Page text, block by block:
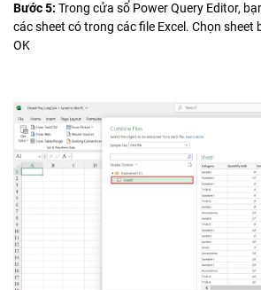
Bước 5: Trong cửa sổ Power Query Editor,
các sheet có trong các file Excel. Chọn sheet
OK